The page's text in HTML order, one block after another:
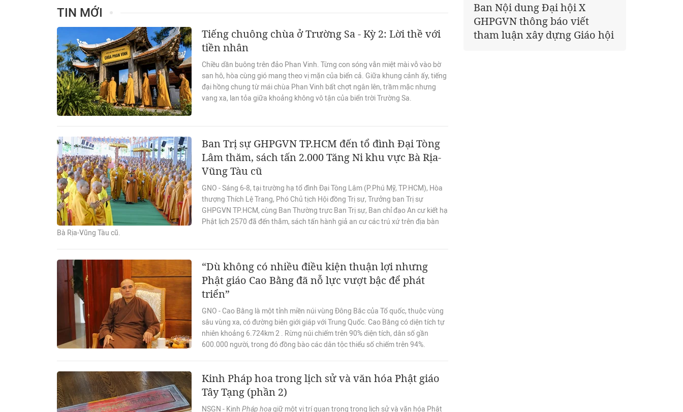
TIN MỚI
Tiếng chuông chùa ở Trường Sa - Kỳ 2: Lời thề với
tiền nhân
Chiều dần buông trên đảo Phan Vinh. Từng con sóng vẫn miệt mài vỗ vào bờ
san hô, hòa cùng gió mang theo vị mặn của biển cả. Giữa khung cảnh ấy, tiếng
đại hồng chung từ mái chùa Phan Vinh bất chợt ngân lên, trầm mặc nhưng
vang xa, lan tỏa giữa khoảng không vô tận của biển trời Trường Sa.
Ban Trị sự GHPGVN TP.HCM đến tổ đình Đại Tòng
Lâm thăm, sách tấn 2.000 Tăng Ni khu vực Bà Rịa-
Vũng Tàu cũ
GNO - Sáng 6-8, tại trường hạ tổ đình Đại Tòng Lâm (P.Phú Mỹ, TP.HCM), Hòa
thượng Thích Lệ Trang, Phó Chủ tịch Hội đồng Trị sự, Trưởng ban Trị sự
GHPGVN TP.HCM, cùng Ban Thường trực Ban Trị sự, Ban chỉ đạo An cư kiết hạ
Phật lịch 2570 đã đến thăm, sách tấn hành giả an cư các trú xứ trên địa bàn
Bà Rịa-Vũng Tàu cũ.
“Dù không có nhiều điều kiện thuận lợi nhưng
Phật giáo Cao Bằng đã nỗ lực vượt bậc để phát
triển”
GNO - Cao Bằng là một tỉnh miền núi vùng Đông Bắc của Tổ quốc, thuộc vùng
sâu vùng xa, có đường biên giới giáp với Trung Quốc. Cao Bằng có diện tích tự
nhiên khoảng 6.724km 2 . Rừng núi chiếm trên 90% diện tích, dân số gần
600.000 người, trong đó đồng bào các dân tộc thiểu số chiếm trên 94%.
Kinh Pháp hoa trong lịch sử và văn hóa Phật giáo
Tây Tạng (phần 2)
NSGN - Kinh Pháp hoagiữ một vị trí quan trọng trong lịch sử và văn hóa Phật
Giáo hội kêu gọi Tăng Ni,
Phật tử cả nước thể hiện tấm
lòng tri ân trọn vẹn nghĩa